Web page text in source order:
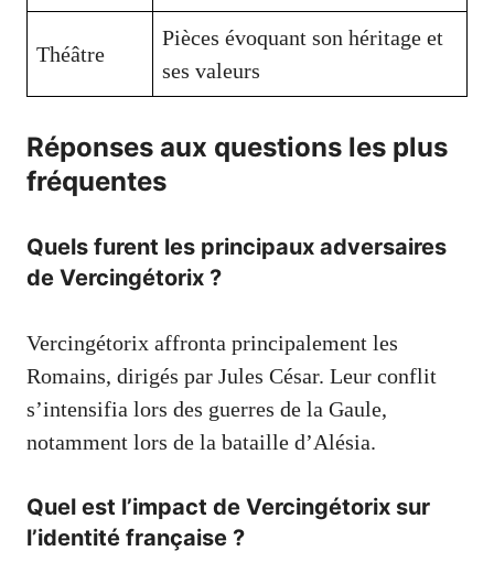
Théâtre
Pièces évoquant son héritage et
ses valeurs
Réponses aux questions les plus
fréquentes
Quels furent les principaux adversaires
de Vercingétorix ?
Vercingétorix affronta principalement les
Romains, dirigés par Jules César. Leur conflit
s’intensifia lors des guerres de la Gaule,
notamment lors de la bataille d’Alésia.
Quel est l’impact de Vercingétorix sur
l’identité française ?